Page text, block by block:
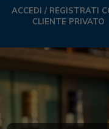
ACCEDI / REGISTRATI
CLIENTE PRIVATO